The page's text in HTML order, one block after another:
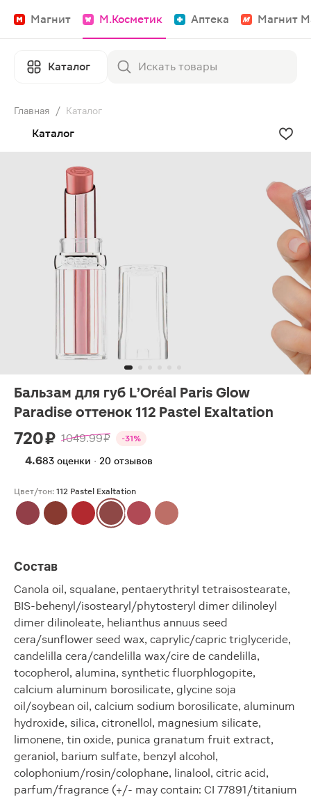
Магнит М.Косметик Аптека Магнит
Каталог
Главная / Каталог
Каталог
Бальзам для губ L’Oréal Paris Glow
Paradise оттенок 112 Pastel Exaltation
720 ₽ 1049.99 ₽ -31%
4.683 оценки · 20 отзывов
Цвет/тон: 112 Pastel Exaltation
Состав
Canola oil, squalane, pentaerythrityl tetraisostearate,
BIS-behenyl/isostearyl/phytosteryl dimer dilinoleyl
dimer dilinoleate, helianthus annuus seed
cera/sunflower seed wax, caprylic/capric triglyceride,
candelilla cera/candelilla wax/cire de candelilla,
tocopherol, alumina, synthetic fluorphlogopite,
calcium aluminum borosilicate, glycine soja
oil/soybean oil, calcium sodium borosilicate, aluminum
hydroxide, silica, citronellol, magnesium silicate,
limonene, tin oxide, punica granatum fruit extract,
geraniol, barium sulfate, benzyl alcohol,
colophonium/rosin/colophane, linalool, citric acid,
parfum/fragrance (+/- may contain: CI 77891/titanium